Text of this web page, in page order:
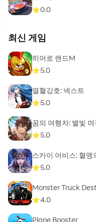
0.0
최신 게임
히어로 랜드M
5.0
열혈강호: 넥스트
5.0
꿈의 여행자: 별빛 여
5.0
스카이 어비스: 혈맹
5.0
Monster Truck
4.0
Plane Booster